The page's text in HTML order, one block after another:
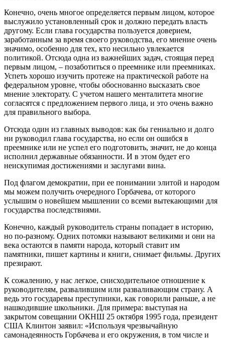
Конечно, очень многое определяется первым лицом, которое
выслужило установленный срок и должно передать власть
другому. Если глава государства пользуется доверием,
заработанным за время своего руководства, его мнение очень
значимо, особенно для тех, кто несильно увлекается
политикой. Отсюда одна из важнейших задач, стоящая перед
первым лицом, – позаботиться о преемнике или преемниках.
Успеть хорошо изучить протеже на практической работе на
федеральном уровне, чтобы обоснованно высказать свое
мнение электорату. С учетом нашего менталитета многие
согласятся с предложением первого лица, и это очень важно
для правильного выбора.
Отсюда один из главных выводов: как бы гениально и долго
ни руководил глава государства, но если он ошибся в
преемнике или не успел его подготовить, значит, не до конца
исполнил державные обязанности. И в этом будет его
неискупимая достижениями и заслугами вина.
Под флагом демократии, при ее понимании элитой и народом
мы можем получить очередного Горбачева, от которого
услышим о новейшем мышлении со всеми вытекающими для
государства последствиями.
Конечно, каждый руководитель страны попадает в историю,
но по-разному. Одних потомки называют великими и они на
века остаются в памяти народа, который ставит им
памятники, пишет картины и книги, снимает фильмы. Других
презирают.
К сожалению, у нас легкое, снисходительное отношение к
руководителям, развалившим или разваливающим страну. А
ведь это государевы преступники, как говорили раньше, а не
нашкодившие школьники. Для примера: выступая на
закрытом совещании ОКНШ 25 октября 1995 года, президент
США Клинтон заявил: «Используя чрезвычайную
самонадеянность Горбачева и его окружения, в том числе и